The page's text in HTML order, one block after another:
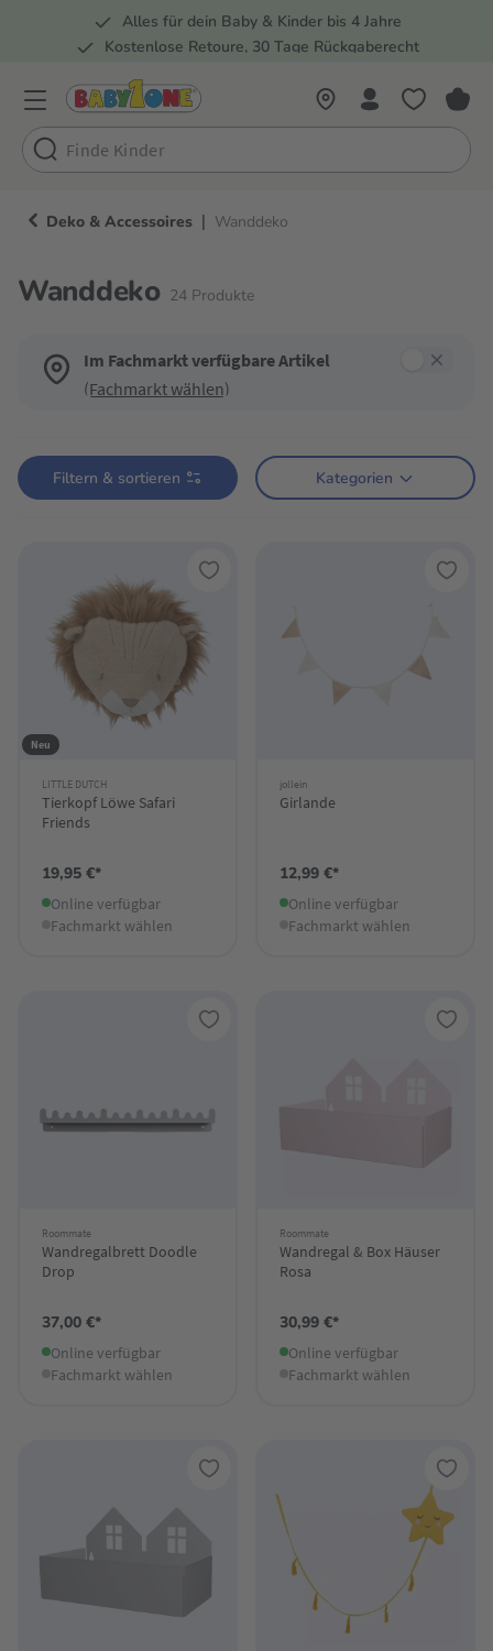
Zur Hauptnavigation springen
Alles für dein Baby & Kinder bis 4 Jahre
Kostenlose Retoure, 30 Tage Rückgaberecht
Deko & Accessoires | Wanddeko
Wanddeko 24Produkte
Im Fachmarkt verfügbare Artikel
(Fachmarkt wählen)
Filtern & sortieren Kategorien
Neu
LITTLE DUTCH
Tierkopf Löwe Safari
Friends
19,95 €*
Online verfügbar
Fachmarkt wählen
jollein
Girlande
12,99 €*
Online verfügbar
Fachmarkt wählen
Roommate
Wandregalbrett Doodle
Drop
37,00 €*
Online verfügbar
Fachmarkt wählen
Roommate
Wandregal & Box Häuser
Rosa
30,99 €*
Online verfügbar
Fachmarkt wählen